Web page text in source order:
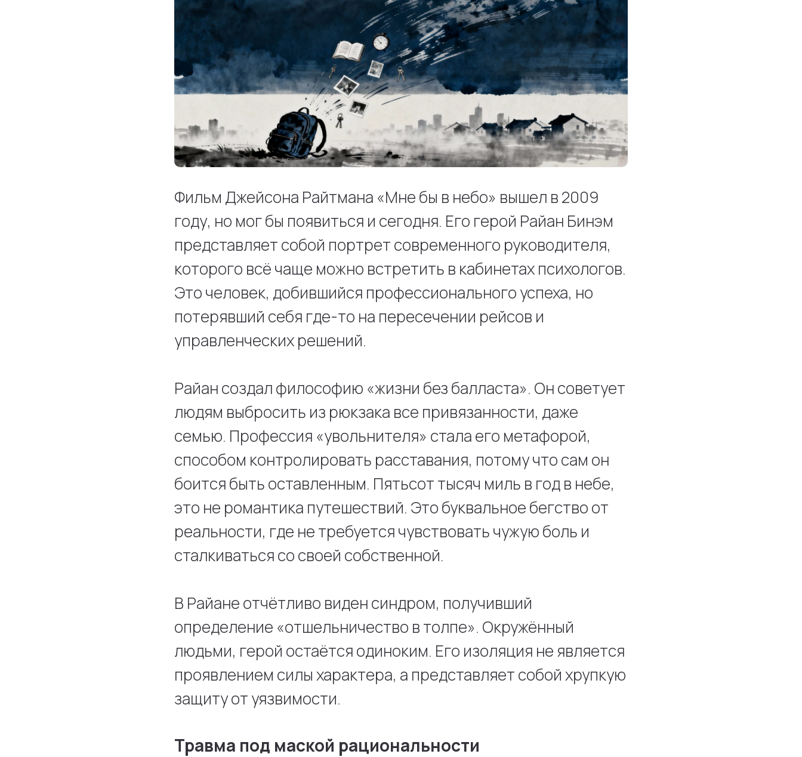
Фильм Джейсона Райтмана «Мне бы в небо» вышел в 2009
году, но мог бы появиться и сегодня. Его герой Райан Бинэм
представляет собой портрет современного руководителя,
которого всё чаще можно встретить в кабинетах психологов.
Это человек, добившийся профессионального успеха, но
потерявший себя где-то на пересечении рейсов и
управленческих решений.
Райан создал философию «жизни без балласта». Он советует
людям выбросить из рюкзака все привязанности, даже
семью. Профессия «увольнителя» стала его метафорой,
способом контролировать расставания, потому что сам он
боится быть оставленным. Пятьсот тысяч миль в год в небе,
это не романтика путешествий. Это буквальное бегство от
реальности, где не требуется чувствовать чужую боль и
сталкиваться со своей собственной.
В Райане отчётливо виден синдром, получивший
определение «отшельничество в толпе». Окружённый
людьми, герой остаётся одиноким. Его изоляция не является
проявлением силы характера, а представляет собой хрупкую
защиту от уязвимости.
Травма под маской рациональности